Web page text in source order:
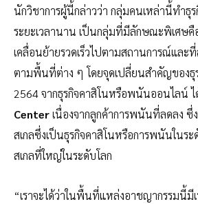
นักวิชาการผู้นี้กล่าวว่า กลุ่มคนเหล่านี้ทำธุ
ระยะเวลานาน เป็นกลุ่มที่มีลักษณะพิเศษ
เคลื่อนย้ายรวดเร็วไปตามสถานการณ์และ
ตามพื้นที่ต่าง ๆ โดยจุดเปลี่ยนสำคัญของธุ
2564 จากธุรกิจคาสิโนหรือพนันออนไลน์
Centerเนื่องจากลูกค้าการพนันที่ลดลง ซึ่
สเกลซึ่งเป็นธุรกิจคาสิโนหรือการพนันในร
สเกลที่ใหญ่ในระดับโลก
“เราจะได้ว่าในพื้นที่แหล่งอาชญากรรมนี้มี